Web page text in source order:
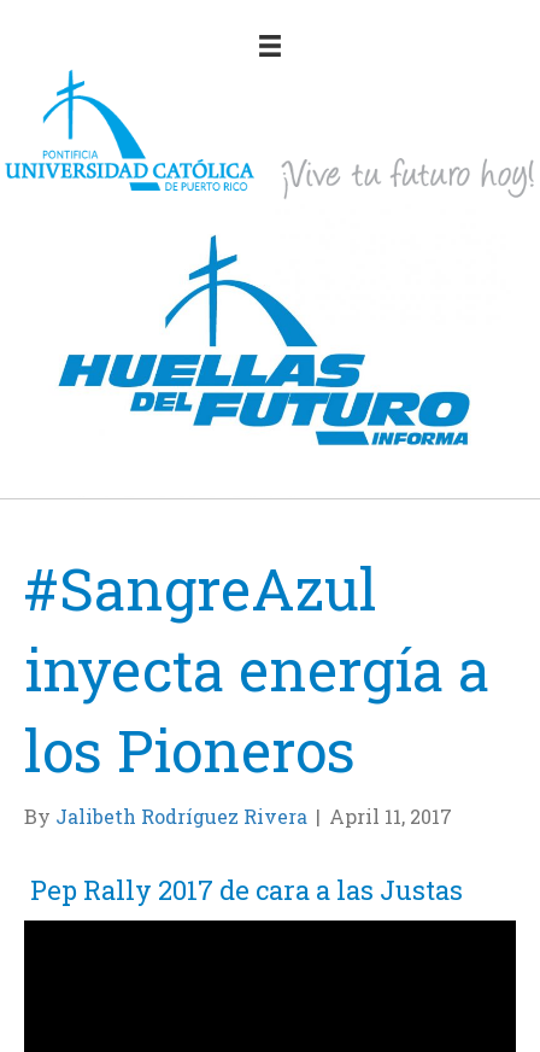
#SangreAzul
inyecta energía a
los Pioneros
By Jalibeth Rodríguez Rivera | April 11, 2017
Pep Rally 2017 de cara a las Justas